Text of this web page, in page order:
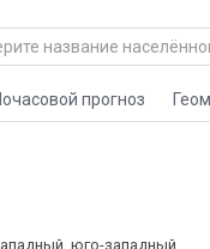
прогноз
юго-западный